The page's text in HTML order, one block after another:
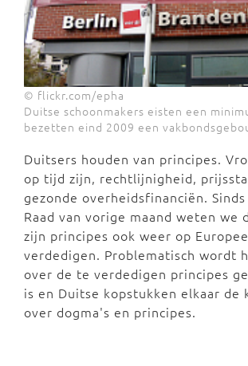
© flickr.com/epha
Duitse schoonmakers eisten een
bezetten eind 2009 een
Duitsers houden van principes.
op tijd zijn, rechtlijnigheid,
gezonde overheidsfinanciën.
Raad van vorige maand weten we
zijn principes ook weer op
verdedigen. Problematisch wordt
over de te verdedigen principes
is en Duitse kopstukken elkaar de
over dogma's en principes.